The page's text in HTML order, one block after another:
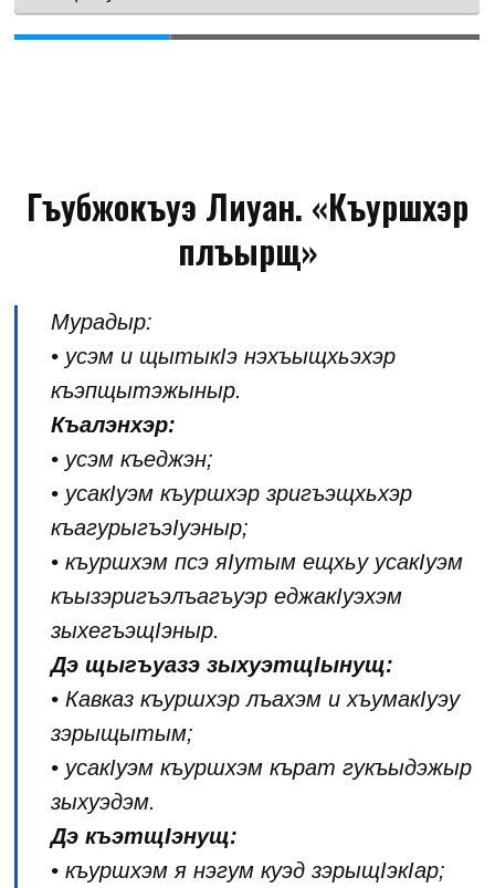
Гъубжокъуэ Лиуан. «Къуршхэр
плъырщ»
Мурадыр:
• усэм и щытыкIэ нэхъыщхьэхэр
къэпщытэжыныр.
Къалэнхэр:
• усэм къеджэн;
• усакIуэм къуршхэр зригъэщхьхэр
къагурыгъэIуэныр;
• къуршхэм псэ яIутым ещхьу усакIуэм
къызэригъэлъагъуэр еджакIуэхэм
зыхегъэщIэныр.
Дэ щыгъуазэ зыхуэтщIынущ:
• Кавказ къуршхэр лъахэм и хъумакIуэу
зэрыщытым;
• усакIуэм къуршхэм кърат гукъыдэжыр
зыхуэдэм.
Дэ къэтщIэнущ:
• къуршхэм я нэгум куэд зэрыщIэкIар;